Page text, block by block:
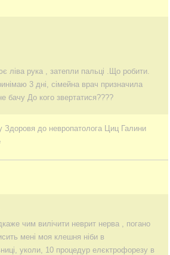
ліва рука , затепли пальці .Що робити.
3 дні, сімейна врач призначила
бачу До кого звертатися????
Здоровя до невропатолога Циц Галини
чим вилічити неврит нерва , погано
мені моя клешня ніби в
уколи, 10 процедур елєктрофорезу в